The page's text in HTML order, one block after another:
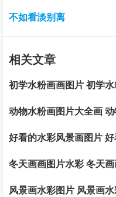
不如看淡别离
相关文章
初学水粉画画图片 初学
动物水粉画图片大全画
好看的水彩风景画图片
冬天画画图片水彩 冬天
风景画水彩图片 风景画